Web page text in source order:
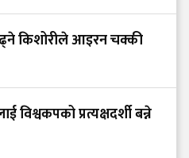
किशोरीले आइरन चक्की
विश्वकपको प्रत्यक्षदर्शी बन्ने